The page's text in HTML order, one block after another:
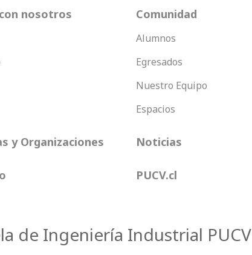
nosotros Comunidad
Alumnos
Egresados
Nuestro Equipo
Espacios
y Organizaciones Noticias
PUCV.cl
de Ingeniería Industrial PUCV